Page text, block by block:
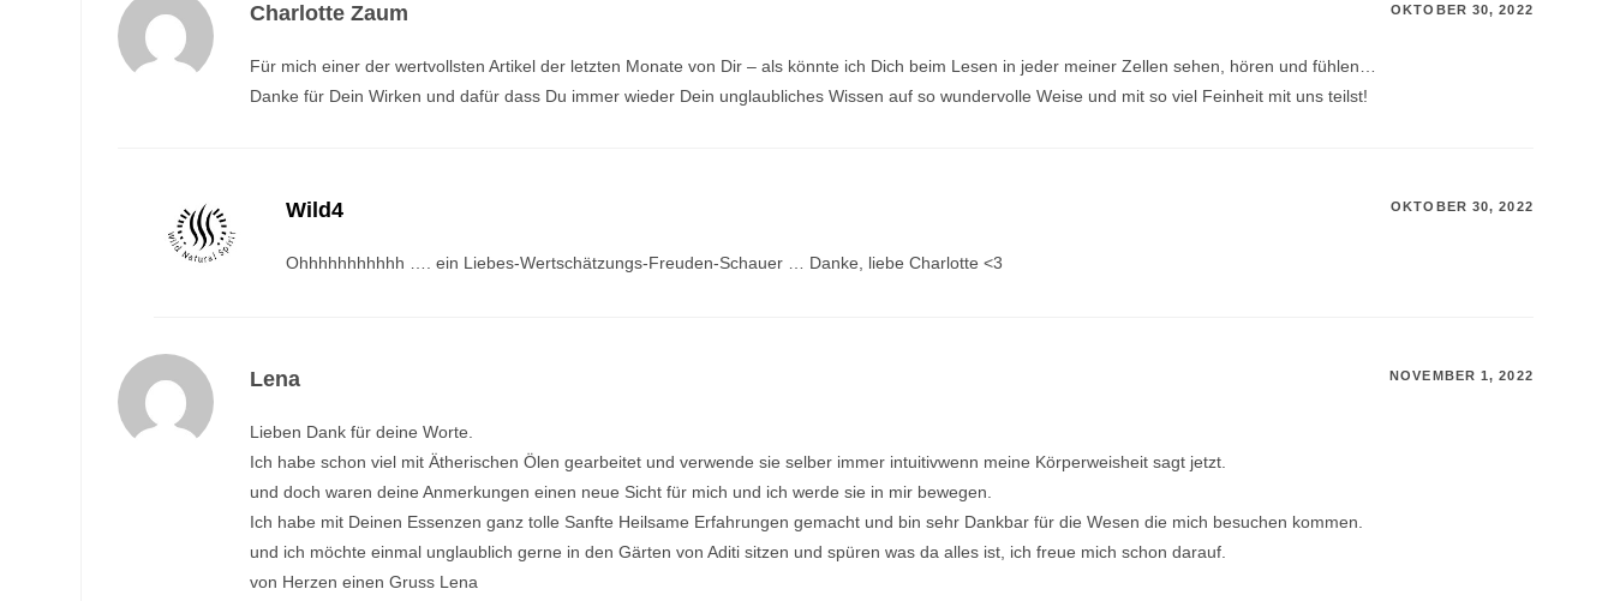
Charlotte Zaum OKTOBER 30, 2022
Für mich einer der wertvollsten Artikel der letzten Monate von Dir – als könnte ich Dich beim Lesen in jeder meiner Zellen sehen, hören und fühlen…
Danke für Dein Wirken und dafür dass Du immer wieder Dein unglaubliches Wissen auf so wundervolle Weise und mit so viel Feinheit mit uns teilst!
Wild4 OKTOBER 30, 2022
Ohhhhhhhhhhh …. ein Liebes-Wertschätzungs-Freuden-Schauer … Danke, liebe Charlotte <3
Lena NOVEMBER 1, 2022
Lieben Dank für deine Worte.
Ich habe schon viel mit Ätherischen Ölen gearbeitet und verwende sie selber immer intuitivwenn meine Körperweisheit sagt jetzt.
und doch waren deine Anmerkungen einen neue Sicht für mich und ich werde sie in mir bewegen.
Ich habe mit Deinen Essenzen ganz tolle Sanfte Heilsame Erfahrungen gemacht und bin sehr Dankbar für die Wesen die mich besuchen kommen.
und ich möchte einmal unglaublich gerne in den Gärten von Aditi sitzen und spüren was da alles ist, ich freue mich schon darauf.
von Herzen einen Gruss Lena